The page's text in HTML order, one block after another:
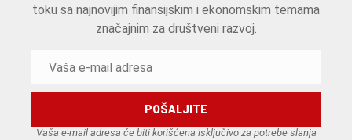
toku sa najnovijim finansijskim i ekonomskim temama
značajnim za društveni razvoj.
Vaša e-mail adresa će biti korišćena isključivo za potrebe slanja